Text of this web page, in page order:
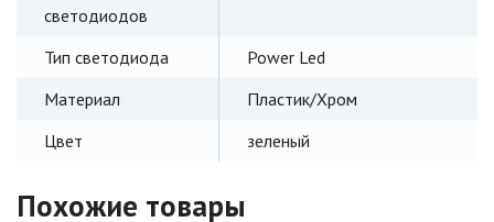
светодиодов
Тип светодиода
Power Led
Материал
Пластик/Хром
Цвет
зеленый
Похожие товары